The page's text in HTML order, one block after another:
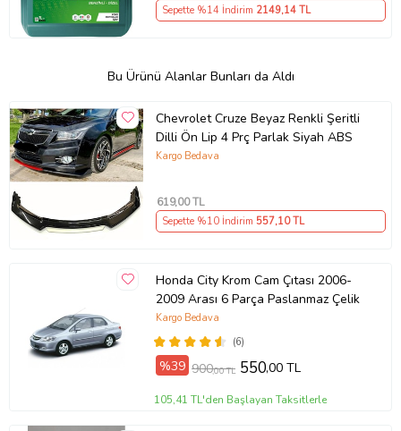
Sepette %14 İndirim 2149,14 TL
Bu Ürünü Alanlar Bunları da Aldı
Chevrolet Cruze Beyaz Renkli Şeritli
Dilli Ön Lip 4 Prç Parlak Siyah ABS
Kargo Bedava
619,00 TL
Sepette %10 İndirim 557,10 TL
Honda City Krom Cam Çıtası 2006-
2009 Arası 6 Parça Paslanmaz Çelik
(6)
Kargo Bedava
%39 900,00 TL 550,00 TL
105,41 TL'den Başlayan Taksitlerle